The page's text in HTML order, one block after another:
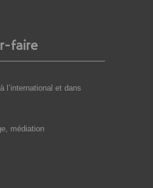
faire
l’international et dans
médiation